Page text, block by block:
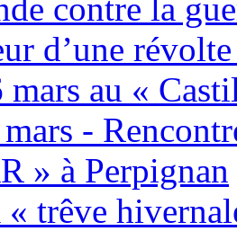
contre la
d’une
mars au «
-
» à Perpignan
« trêve